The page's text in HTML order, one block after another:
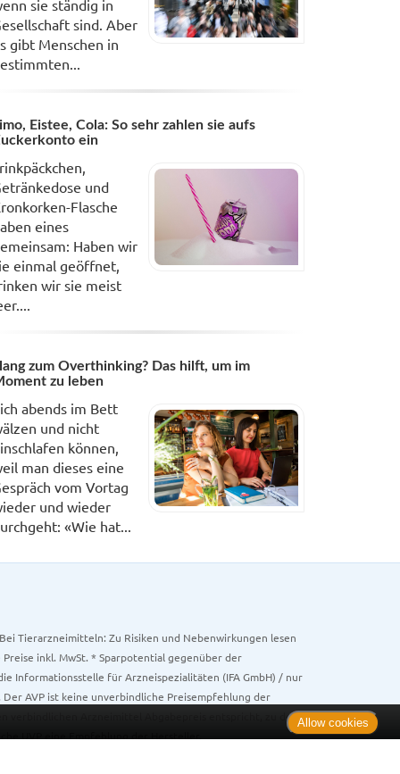
sie ständig in
sind. Aber
gibt Menschen in
Eistee, Cola: So sehr zahlen sie aufs
ein
und
Flasche
eines
Haben wir
einmal geöffnet,
wir sie meist
zum Overthinking? Das hilft, um im
zu leben
abends im Bett
und nicht
können,
man dieses eine
vom Vortag
und wieder
«Wie hat...
Tierarzneimitteln: Zu Risiken und Nebenwirkungen lesen
inkl. MwSt. * Sparpotential gegenüber der
Informationsstelle für Arzneispezialitäten (IFA GmbH) / nur
AVP ist keine unverbindliche Preisempfehlung der
verbindlichen Arzneimittel Abgabepreis entspricht, zu dem
UVP eine Empfehlung der Hersteller.
Allow cookies